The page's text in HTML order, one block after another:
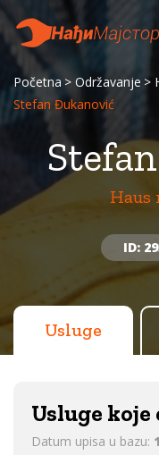
Početna Održavanje
Stefan Đukanović
Haus
ID:
Usluge
Usluge
Datum upisa u bazu: